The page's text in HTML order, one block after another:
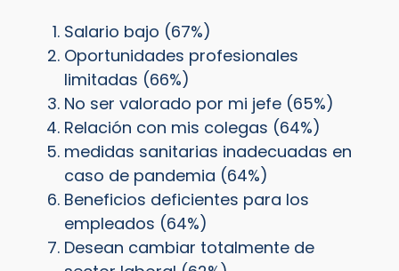
Salario bajo (67%)
Oportunidades profesionales
limitadas (66%)
No ser valorado por mi jefe (65%)
Relación con mis colegas (64%)
medidas sanitarias inadecuadas en
caso de pandemia (64%)
Beneficios deficientes para los
empleados (64%)
Desean cambiar totalmente de